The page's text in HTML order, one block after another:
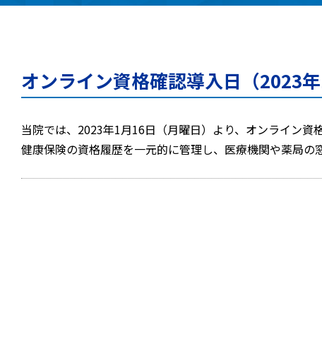
オンライン資格確認導入日（2023年
当院では、2023年1月16日（月曜日）より、オンライン資
健康保険の資格履歴を一元的に管理し、医療機関や薬局